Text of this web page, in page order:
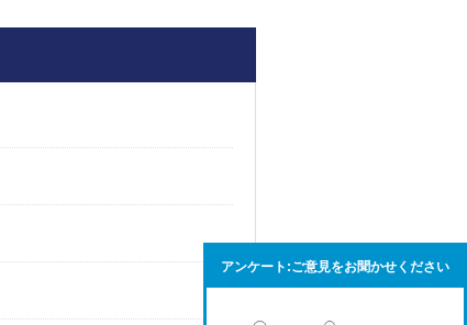
アンケート:ご意見をお聞かせください